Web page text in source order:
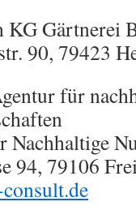
KG Gärtnerei
90, 79423
für
Nachhaltige
94, 79106